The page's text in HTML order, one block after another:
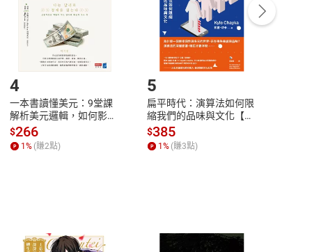
貨。
號，下載書籍後看書
4
一本書讀懂美元：9堂課
解析美元邏輯，如何影響
全球經濟和每個人的投資
【電子書】
$266
1% (賺2點)
5
扁平時代：演算法如何限
縮我們的品味與文化【電
子書】
$385
1% (賺3點)